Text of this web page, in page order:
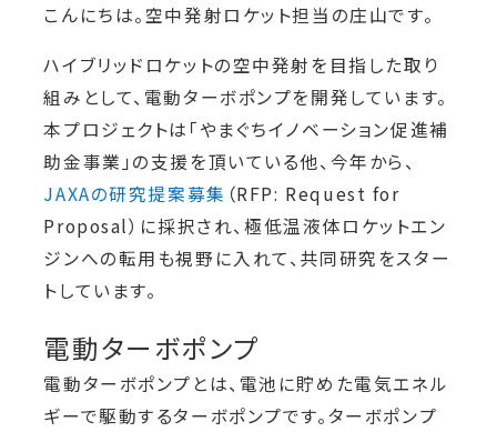
こんにちは。空中発射ロケット担当の庄山です。
ハイブリッドロケットの空中発射を目指した取り
組みとして、電動ターボポンプを開発しています。
本プロジェクトは「やまぐちイノベーション促進補
助金事業」の支援を頂いている他、今年から、
JAXAの研究提案募集 （RFP: Request for
Proposal）に採択され、極低温液体ロケットエン
ジンへの転用も視野に入れて、共同研究をスター
トしています。
電動ターボポンプ
電動ターボポンプとは、電池に貯めた電気エネル
ギーで駆動するターボポンプです。ターボポンプ